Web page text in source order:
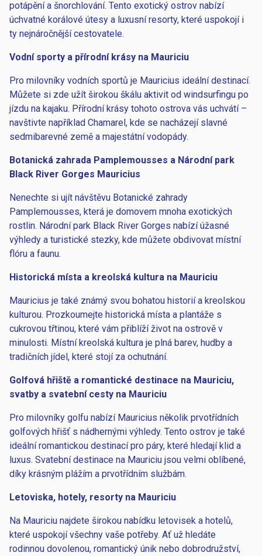
potápění a šnorchlování. Tento exotický ostrov nabízí
úchvatné korálové útesy a luxusní resorty, které uspokojí i
ty nejnáročnější cestovatele.
Vodní sporty a přírodní krásy na Mauriciu
Pro milovníky vodních sportů je Mauricius ideální destinací.
Můžete si zde užít širokou škálu aktivit od windsurfingu po
jízdu na kajaku. Přírodní krásy tohoto ostrova vás uchvátí –
navštivte například Chamarel, kde se nacházejí slavné
sedmibarevné země a majestátní vodopády.
Botanická zahrada Pamplemousses a Národní park
Black River Gorges Mauricius
Nenechte si ujít návštěvu Botanické zahrady
Pamplemousses, která je domovem mnoha exotických
rostlin. Národní park Black River Gorges nabízí úžasné
výhledy a turistické stezky, kde můžete obdivovat místní
flóru a faunu.
Historická místa a kreolská kultura na Mauriciu
Mauricius je také známý svou bohatou historií a kreolskou
kulturou. Prozkoumejte historická místa a plantáže s
cukrovou třtinou, které vám přiblíží život na ostrově v
minulosti. Místní kreolská kultura je plná barev, hudby a
tradičních jídel, které stojí za ochutnání.
Golfová hřiště a romantické destinace na Mauriciu,
svatby a svatební cesty na Mauriciu
Pro milovníky golfu nabízí Mauricius několik prvotřídních
golfových hřišť s nádhernými výhledy. Tento ostrov je také
ideální romantickou destinací pro páry, které hledají klid a
luxus. Svatební destinace na Mauriciu jsou velmi oblíbené,
díky krásným plážím a prvotřídním službám.
Letoviska, hotely, resorty na Mauriciu
Na Mauriciu najdete širokou nabídku letovisek a hotelů,
které uspokojí všechny vaše potřeby. Ať už hledáte
rodinnou dovolenou, romantický únik nebo dobrodružství,